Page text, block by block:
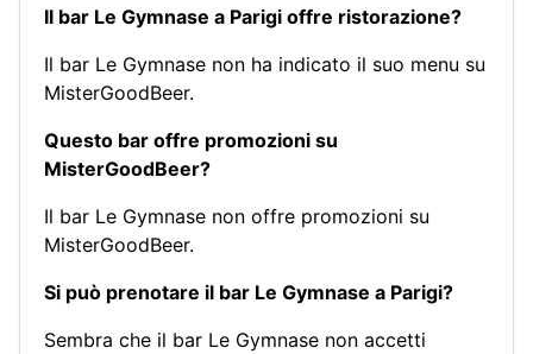
Il bar Le Gymnase a Parigi offre ristorazione?
Il bar Le Gymnase non ha indicato il suo menu su
MisterGoodBeer.
Questo bar offre promozioni su
MisterGoodBeer?
Il bar Le Gymnase non offre promozioni su
MisterGoodBeer.
Si può prenotare il bar Le Gymnase a Parigi?
Sembra che il bar Le Gymnase non accetti